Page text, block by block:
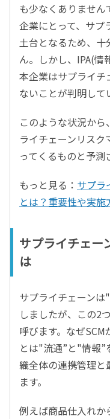
も少なくありません
企業にとって、サプ
土台となるため、
ん。しかし、IPA(情
本企業はサプライチ
ないことが判明して
このような状況か
ライチェーンリス
ってくるものと予測
もっと見る： サプラ
とは？重要性や実施
サプライチェー
は
サプライチェーン
しましたが、この2
呼びます。なぜ
とは"流通”と"情報
織全体の連携管理と
ます。
例えば商品仕入れか